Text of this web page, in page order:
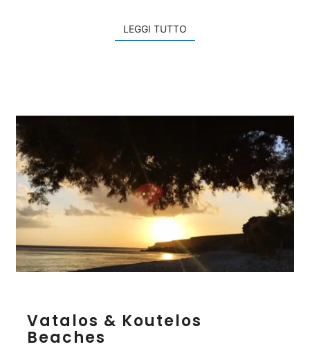
a
LEGGI TUTTO
a
Vatalos & Koutelos
Beaches